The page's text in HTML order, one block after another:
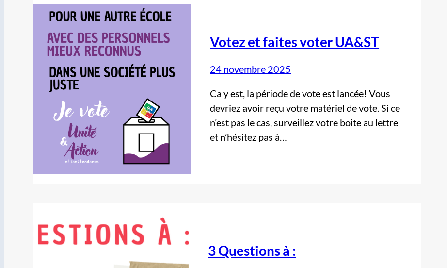
Votez et faites voter UA&ST
24 novembre 2025
Ca y est, la période de vote est lancée! Vous
devriez avoir reçu votre matériel de vote. Si ce
n’est pas le cas, surveillez votre boite au lettre
et n’hésitez pas à…
3 Questions à :